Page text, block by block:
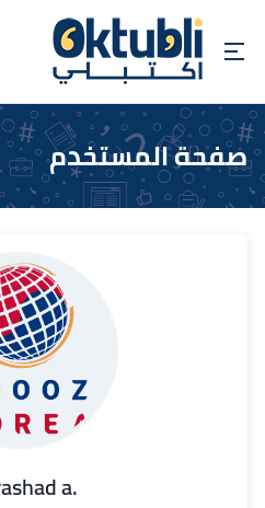
صفحة المستخدم
.rashad a